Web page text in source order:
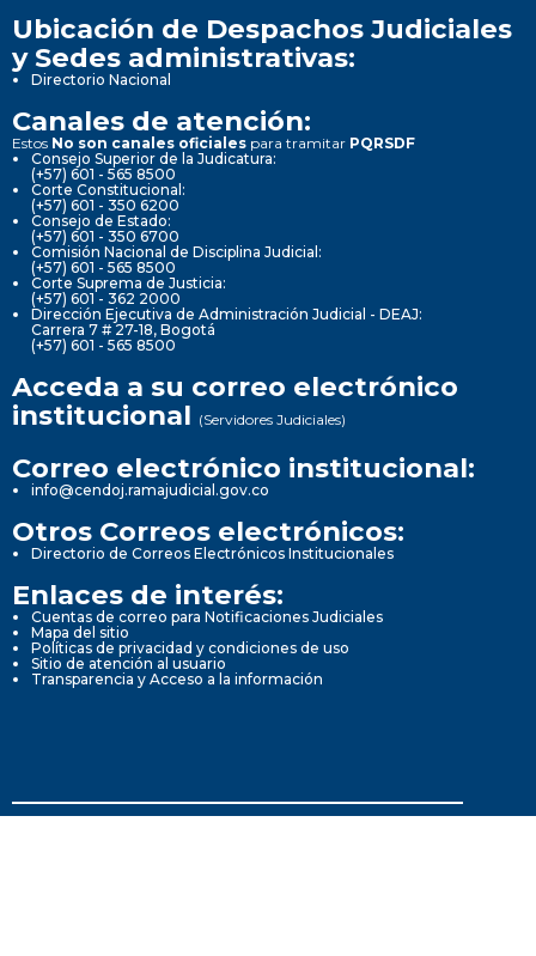
Ubicación de Despachos Judiciales
y Sedes administrativas:
Directorio Nacional
Canales de atención:
Estos No son canales oficiales para tramitar PQRSDF
Consejo Superior de la Judicatura:
(+57) 601 - 565 8500
Corte Constitucional:
(+57) 601 - 350 6200
Consejo de Estado:
(+57) 601 - 350 6700
Comisión Nacional de Disciplina Judicial:
(+57) 601 - 565 8500
Corte Suprema de Justicia:
(+57) 601 - 362 2000
Dirección Ejecutiva de Administración Judicial - DEAJ:
Carrera 7 # 27-18, Bogotá
(+57) 601 - 565 8500
Acceda a su correo electrónico
institucional (Servidores Judiciales)
Correo electrónico institucional:
info@cendoj.ramajudicial.gov.co
Otros Correos electrónicos:
Directorio de Correos Electrónicos Institucionales
Enlaces de interés:
Cuentas de correo para Notificaciones Judiciales
Mapa del sitio
Políticas de privacidad y condiciones de uso
Sitio de atención al usuario
Transparencia y Acceso a la información